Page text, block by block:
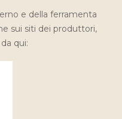
e della ferramenta
sui siti dei produttori,
qui: